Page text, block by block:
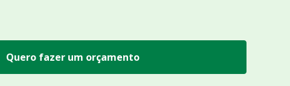
Quero fazer um orçamento